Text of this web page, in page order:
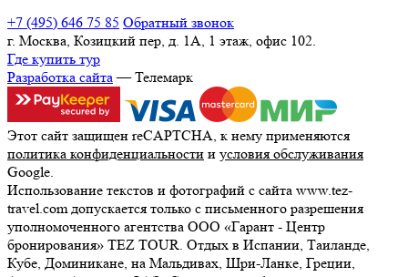
+7 (495) 646 75 85 Обратный звонок
г. Москва, Козицкий пер, д. 1А, 1 этаж, офис 102.
Где купить тур
Разработка сайта— Телемарк
Этот сайт защищен reCAPTCHA, к нему применяются
политика конфиденциальности и условия обслуживания
Google.
Использование текстов и фотографий с сайта www.tez-
travel.com допускается только с письменного разрешения
уполномоченного агентства ООО «Гарант - Центр
бронирования» TEZ TOUR. Отдых в Испании, Таиланде,
Кубе, Доминикане, на Мальдивах, Шри-Ланке, Греции,